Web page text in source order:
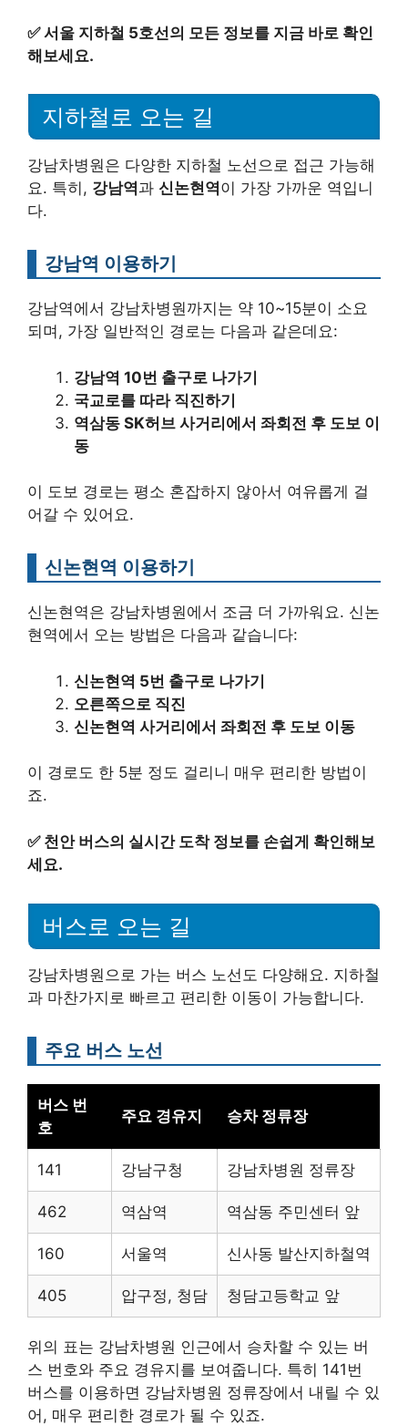
✅서울 지하철 5호선의 모든 정보를 지금 바로 확인
해보세요.
지하철로 오는 길
강남차병원은 다양한 지하철 노선으로 접근 가능해
요. 특히, 강남역과 신논현역이 가장 가까운 역입니
다.
강남역 이용하기
강남역에서 강남차병원까지는 약 10~15분이 소요
되며, 가장 일반적인 경로는 다음과 같은데요:
강남역 10번 출구로 나가기
국교로를 따라 직진하기
역삼동 SK허브 사거리에서 좌회전 후 도보 이
동
이 도보 경로는 평소 혼잡하지 않아서 여유롭게 걸
어갈 수 있어요.
신논현역 이용하기
신논현역은 강남차병원에서 조금 더 가까워요. 신논
현역에서 오는 방법은 다음과 같습니다:
신논현역 5번 출구로 나가기
오른쪽으로 직진
신논현역 사거리에서 좌회전 후 도보 이동
이 경로도 한 5분 정도 걸리니 매우 편리한 방법이
죠.
✅ 천안 버스의 실시간 도착 정보를 손쉽게 확인해보
세요.
버스로 오는 길
강남차병원으로 가는 버스 노선도 다양해요. 지하철
과 마찬가지로 빠르고 편리한 이동이 가능합니다.
주요 버스 노선
버스 번
호
주요 경유지 승차 정류장
141 강남구청 강남차병원 정류장
462 역삼역 역삼동 주민센터 앞
160 서울역 신사동 발산지하철역
405 압구정, 청담 청담고등학교 앞
위의 표는 강남차병원 인근에서 승차할 수 있는 버
스 번호와 주요 경유지를 보여줍니다. 특히 141번
버스를 이용하면 강남차병원 정류장에서 내릴 수 있
어, 매우 편리한 경로가 될 수 있죠.